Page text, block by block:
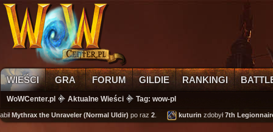
WIEŚCI GRA FORUM GILDIE RANKINGI
WoWCenter.pl Aktualne Wieści Tag: wow-pl
the Unraveler (Normal Uldir)po raz 2. kuturinzdobył7th Legionnaire's